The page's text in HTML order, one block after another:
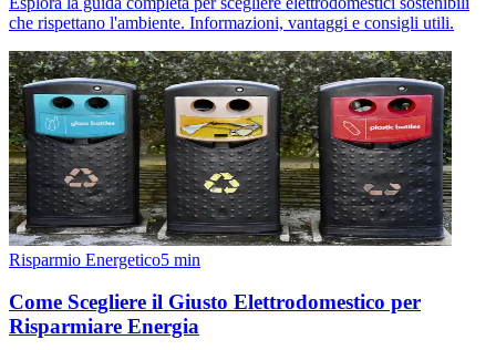
che rispettano l'ambiente. Informazioni, vantaggi e consigli utili.
Risparmio Energetico5 min
Come Scegliere il Giusto Elettrodomestico per
Risparmiare Energia